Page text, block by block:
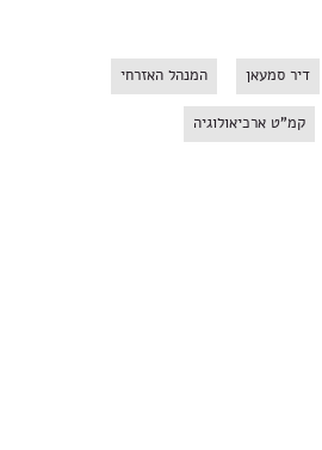
דיר סמעאן המנהל האזרחי
קמ"ט ארכיאולוגיה